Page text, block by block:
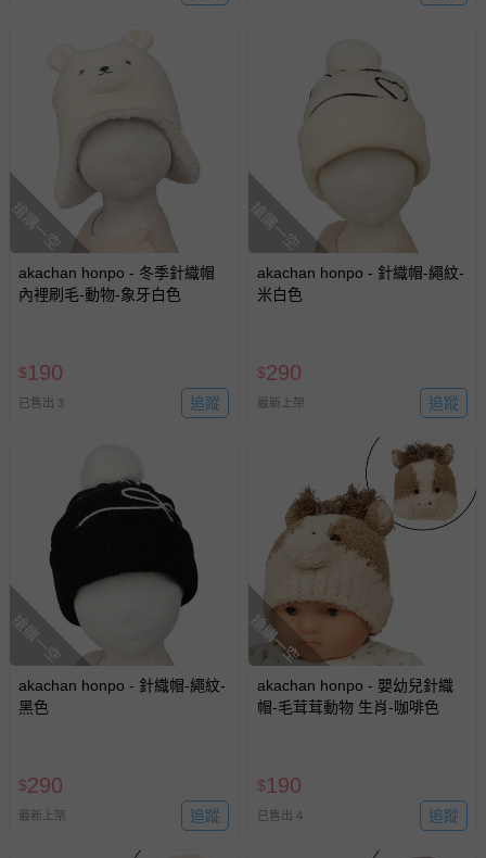
搶購一空
akachan honpo - 冬季針織帽
內裡刷毛-動物-象牙白色
$190
已售出 3 追蹤
搶購一空
akachan honpo - 針織帽-繩紋-
米白色
$290
最新上架 追蹤
搶購一空
akachan honpo - 針織帽-繩紋-
黑色
$290
最新上架 追蹤
搶購一空
akachan honpo - 嬰幼兒針織
帽-毛茸茸動物 生肖-咖啡色
$190
已售出 4 追蹤